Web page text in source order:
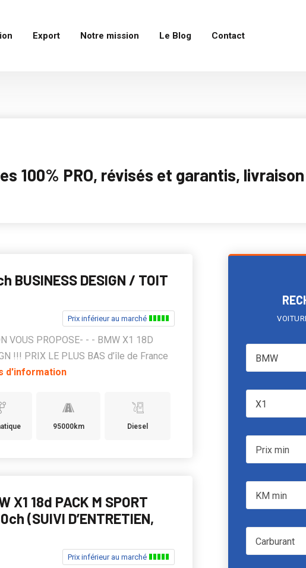
Export Notre mission Le Blog Contact
100% PRO, révisés et garantis,
BUSINESS DESIGN / TOIT
Prix inférieur au marché
VOUS PROPOSE- - - BMW X1 18D
!!! PRIX LE PLUS BAS d’île de France
d'information
95000km Diesel
X1 18d PACK M SPORT
(SUIVI D’ENTRETIEN,
Prix inférieur au marché
BMWBMW
ModelX1
Prix minPrix min
KM min
CarburantCarburant